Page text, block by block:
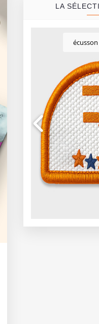
LA